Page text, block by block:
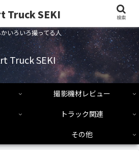
いろいろ撮ってる人
Truck SEKI
撮影機材レビュー
トラック関連
その他
Truck SEKI 検索